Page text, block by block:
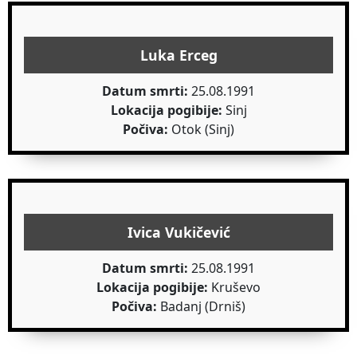
Luka Erceg
Datum smrti: 25.08.1991
Lokacija pogibije: Sinj
Počiva: Otok (Sinj)
Ivica Vukičević
Datum smrti: 25.08.1991
Lokacija pogibije: Kruševo
Počiva: Badanj (Drniš)